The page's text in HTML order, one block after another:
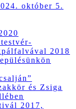
október 5.
2018
és Zsiga
2017,